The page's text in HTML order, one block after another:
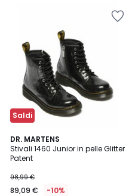
Saldi
DR. MARTENS
Stivali 1460 Junior in pelle Glitter
Patent
98,99 €
89,09 € -10%
5
/
5